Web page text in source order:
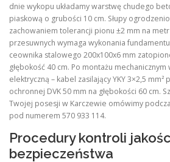
dnie wykopu układamy warstwę chudego
piaskową o grubości 10 cm. Słupy
zachowaniem tolerancji pionu ±2 mm na
przesuwnych wymaga wykonania
ceownika stalowego 200x100x6 mm
głębokość 40 cm. Po montażu
elektryczną – kabel zasilający YKY 3×2,5
ochronnej DVK 50 mm na głębokości 60 cm.
Twojej posesji w Karczewie omówimy
pod numerem 570 933 114.
Procedury kontroli
bezpieczeństwa